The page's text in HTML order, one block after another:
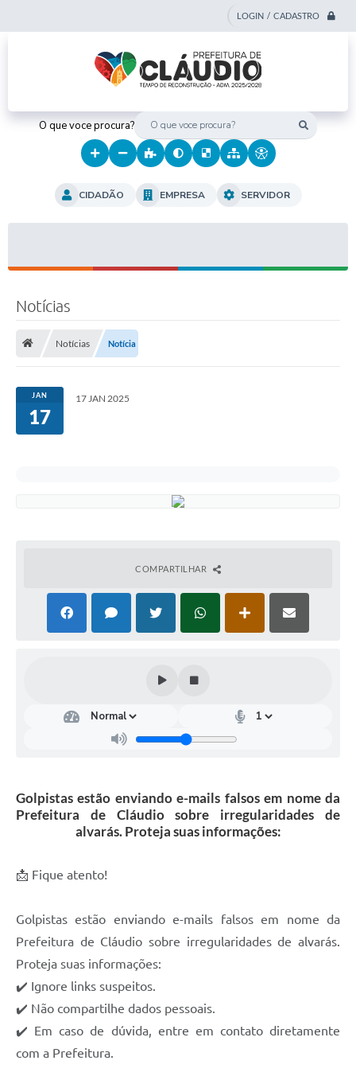
LOGIN / CADASTRO
O que voce procura?
CIDADÃO EMPRESA SERVIDOR
Notícias
Notícias Notícia
JAN
17
17 JAN 2025
COMPARTILHAR
Golpistas estão enviando e-mails falsos em nome da
Prefeitura de Cláudio sobre irregularidades de
alvarás. Proteja suas informações:
📩 Fique atento!
Golpistas estão enviando e-mails falsos em nome da
Prefeitura de Cláudio sobre irregularidades de alvarás.
Proteja suas informações:
✔️ Ignore links suspeitos.
✔️ Não compartilhe dados pessoais.
✔️ Em caso de dúvida, entre em contato diretamente
com a Prefeitura.